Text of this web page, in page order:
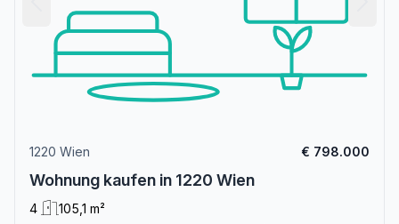
1220 Wien € 798.000
Wohnung kaufen in 1220 Wien
4
105,1 m²